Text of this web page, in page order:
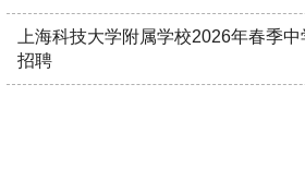
上海科技大学附属学校2026年春季
招聘